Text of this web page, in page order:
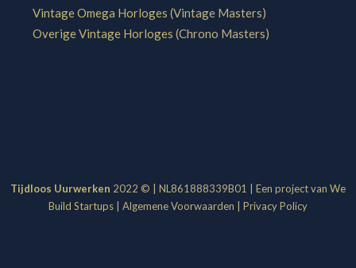
Vintage Omega Horloges (Vintage Masters)
Overige Vintage Horloges (Chrono Masters)
Tijdloos Uurwerken 2022 © | NL861888339B01 | Een project van We
Build Startups
Algemene Voorwaarden Privacy Policy